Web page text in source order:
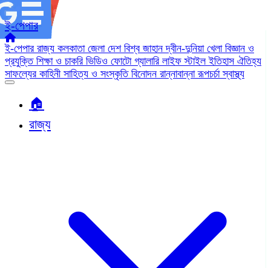
ই-পেপার
ই-পেপার রাজ্য কলকাতা জেলা দেশ বিশ্ব জাহানদ্বীন-দুনিয়া খেলা বিজ্ঞান ও
প্রযুক্তি শিক্ষা ও চাকরি ভিডিও ফোটো গ্যালারি লাইফ স্টাইলইতিহাস ঐতিহ্য
সাফল্যের কাহিনী সাহিত্য ও সংস্কৃতি বিনোদন রান্নাবান্নারূপচর্চাস্বাস্থ্য
🏠︎
রাজ্য